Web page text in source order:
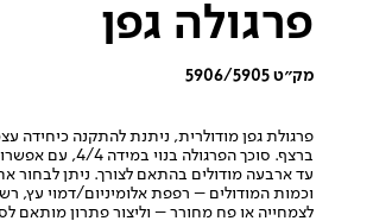
פרגולה גפן
מק״ט 5906/5905
פרגולת גפן מודולרית, ניתנת להתקנה כיחידה
ברצף. סוכך הפרגולה בנוי
עד ארבעה מודולים בהתאם לצורך. ניתן לבחור
וכמות המודולים – רפפת אלומיניום/דמוי עץ,
לצמחייה או פח מחורר – וליצור פתרון מותאם